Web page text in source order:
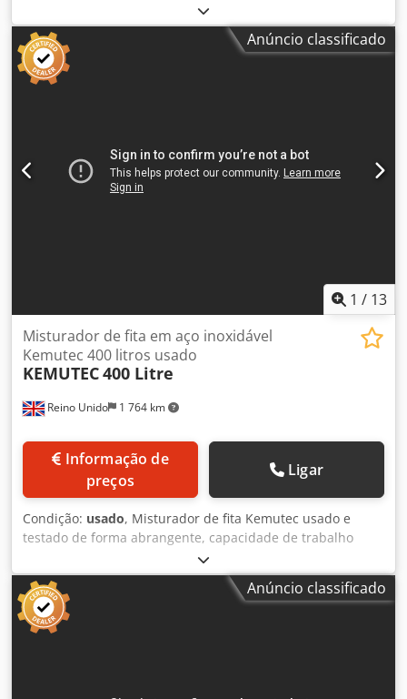
recondicionado, em aço inoxidável 321 (tipo de pá T-Arm).
Fabricante: Winkworth Material: Aço inoxidável (321)
Capacidade: 400 litros (dependendo do produto) Câmara
de mistura: 1.300 mm de comprimento x 800 mm de
diâmetro Dcodpfx Aisymazgezsk Tipo de pás: T-Arm Motor:
de demonstração deste misturador está disponível abaixo.
Especificações: Volume do tanque: 105,7 gal Potência do
motor: 5,5 hp Material de construção: Aço inoxidável (321)
Anúncio classificado
1 / 13
Reino Unido 1 764 km
Misturador de fita em aço inoxidável
Kemutec 400 litros usado
KEMUTEC400 Litre
preços
Ligar
Condição: usado, Misturador de fita Kemutec usado e
testado de forma abrangente, capacidade de trabalho
aproximada de 400 litros (dependendo do produto) em aço
inoxidável 316. O tanque mede aproximadamente 1680
mm de comprimento x 580 mm de largura x 700 mm de
profundidade. Possui fita simples de aço inoxidável
interrompida, acionada por motor de 5,5 kW e redutor.
Anúncio classificado